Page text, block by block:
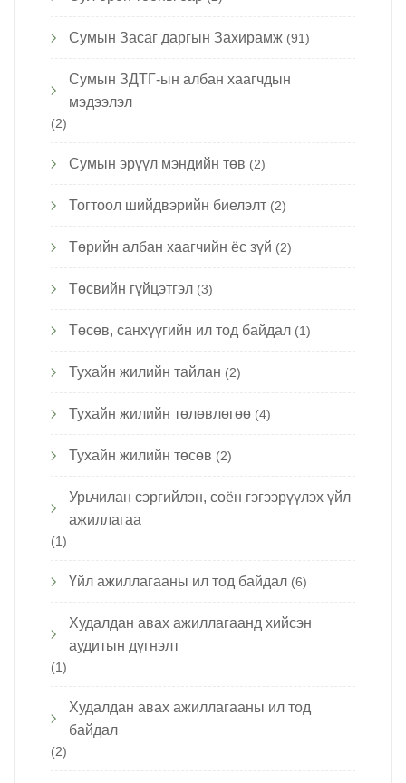
Сумын Засаг даргын Захирамж (91)
Сумын ЗДТГ-ын албан хаагчдын
мэдээлэл
(2)
Сумын эрүүл мэндийн төв (2)
Тогтоол шийдвэрийн биелэлт (2)
Төрийн албан хаагчийн ёс зүй (2)
Төсвийн гүйцэтгэл (3)
Төсөв, санхүүгийн ил тод байдал (1)
Тухайн жилийн тайлан (2)
Тухайн жилийн төлөвлөгөө (4)
Тухайн жилийн төсөв (2)
Урьчилан сэргийлэн, соён гэгээрүүлэх үйл
ажиллагаа
(1)
Үйл ажиллагааны ил тод байдал (6)
Худалдан авах ажиллагаанд хийсэн
аудитын дүгнэлт
(1)
Худалдан авах ажиллагааны ил тод
байдал
(2)